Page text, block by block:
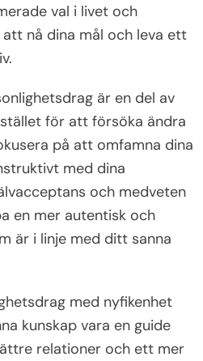
val i livet och
nå dina mål och leva ett
är en del av
för att försöka ändra
på att omfamna dina
med dina
och medveten
en mer autentisk och
är i linje med ditt sanna
med nyfikenhet
kunskap vara en guide
relationer och ett mer